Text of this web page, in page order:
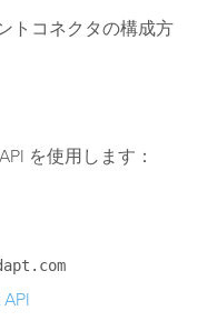
トコネクタの構成方
を使用します：